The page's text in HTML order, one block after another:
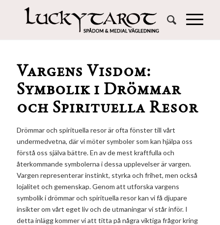
Vargens Visdom:
Symbolik i Drömmar
och Spirituella Resor
Drömmar och spirituella resor är ofta fönster till vårt
undermedvetna, där vi möter symboler som kan hjälpa oss
förstå oss själva bättre. En av de mest kraftfulla och
återkommande symbolerna i dessa upplevelser är vargen.
Vargen representerar instinkt, styrka och frihet, men också
lojalitet och gemenskap. Genom att utforska vargens
symbolik i drömmar och spirituella resor kan vi få djupare
insikter om vårt eget liv och de utmaningar vi står inför. I
detta inlägg kommer vi att titta på några viktiga frågor kring